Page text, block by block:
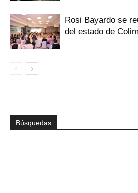
Rosi Bayardo se
del estado de
Búsquedas